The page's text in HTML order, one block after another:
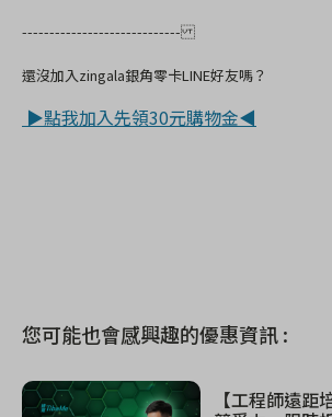
-----------------------------
還沒加入zingala銀角零卡LINE好友嗎？
▶點我加入先領30元購物金◀
您可能也會感興趣的優惠資訊 :
【工程師遠距